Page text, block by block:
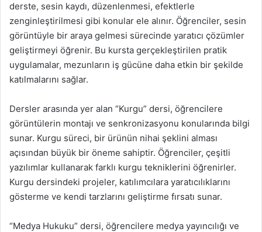
derste, sesin kaydı, düzenlenmesi, efektlerle
zenginleştirilmesi gibi konular ele alınır. Öğrenciler, sesin
görüntüyle bir araya gelmesi sürecinde yaratıcı çözümler
geliştirmeyi öğrenir. Bu kursta gerçekleştirilen pratik
uygulamalar, mezunların iş gücüne daha etkin bir şekilde
katılmalarını sağlar.
Dersler arasında yer alan “Kurgu” dersi, öğrencilere
görüntülerin montajı ve senkronizasyonu konularında bilgi
sunar. Kurgu süreci, bir ürünün nihai şeklini alması
açısından büyük bir öneme sahiptir. Öğrenciler, çeşitli
yazılımlar kullanarak farklı kurgu tekniklerini öğrenirler.
Kurgu dersindeki projeler, katılımcılara yaratıcılıklarını
gösterme ve kendi tarzlarını geliştirme fırsatı sunar.
“Medya Hukuku” dersi, öğrencilere medya yayıncılığı ve